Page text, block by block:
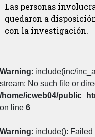
Las personas
quedaron a
con la investigación.
Warning: include(inc/
stream: No such file or
/home/icweb04/
on line 6
Warning: include():